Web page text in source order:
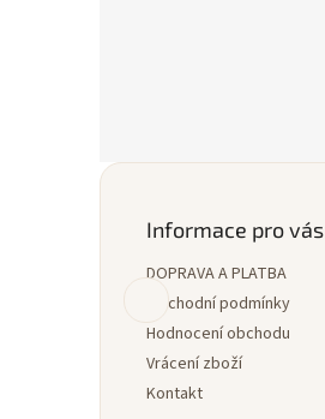
Informace pro vás
DOPRAVA A PLATBA
Obchodní podmínky
Hodnocení obchodu
Vrácení zboží
Kontakt